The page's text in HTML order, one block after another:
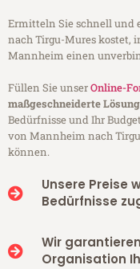
Ermitteln Sie schnell und
nach Tirgu-Mures kostet,
Mannheim einen
Füllen Sie unserOnline-
maßgeschneiderte Lösung
Bedürfnisse und Ihr
von Mannheim nach
können.
Unsere Preise
Bedürfnisse
Wir
Organisation